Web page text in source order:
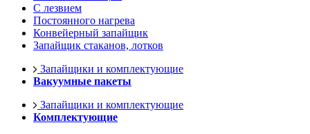
С лезвием
Постоянного нагрева
Конвейерный запайщик
Запайщик стаканов, лотков
Запайщики и комплектующие
Вакуумные пакеты
Запайщики и комплектующие
Комплектующие